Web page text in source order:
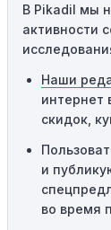
промокоды
порога
сумма в
код не
местами
пределами
В Pikadil мы
активности
Наши
интернет
скидок,
и
во время